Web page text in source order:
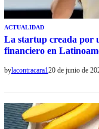
ACTUALIDAD
La startup creada por
financiero en
bylacontracara120 de junio de